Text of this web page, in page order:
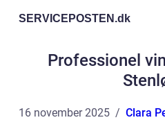
SERVICEPOSTEN.dk
Professionel
16 november 2025 Clara